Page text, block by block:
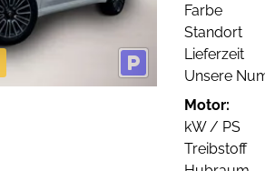
Farbe
Standort
Lieferzeit
Unsere
Motor:
kW / PS
Treibstoff